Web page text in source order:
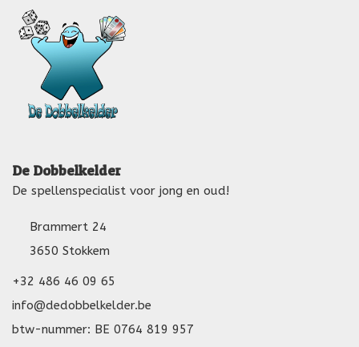
De Dobbelkelder
De spellenspecialist voor jong en oud!
Brammert 24
3650 Stokkem
+32 486 46 09 65
info@dedobbelkelder.be
btw-nummer: BE 0764 819 957